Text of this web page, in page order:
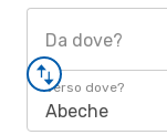
Da dove?
Verso dove?
Abeche